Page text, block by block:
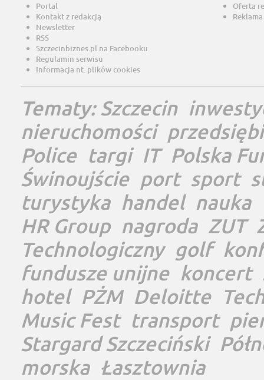
Portal
Kontakt z redakcją
Newsletter
RSS
Szczecinbiznes.pl na Facebooku
Regulamin serwisu
Informacja nt. plików cookies
Oferta
Tematy:Szczecin
nieruchomości
Police targi IT Polska
Świnoujście port sport
turystyka handel nauka
HR Group nagroda ZUT
Technologiczny golf
fundusze unijne koncert
hotel PŻM Deloitte
Music Fest transport
Stargard Szczeciński
morska Łasztownia